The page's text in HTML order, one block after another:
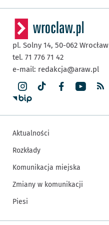
pl. Solny 14, 50-062 Wrocław
tel. 71 776 71 42
e-mail: redakcja@araw.pl
Aktualności
Rozkłady
Komunikacja miejska
Zmiany w komunikacji
Piesi